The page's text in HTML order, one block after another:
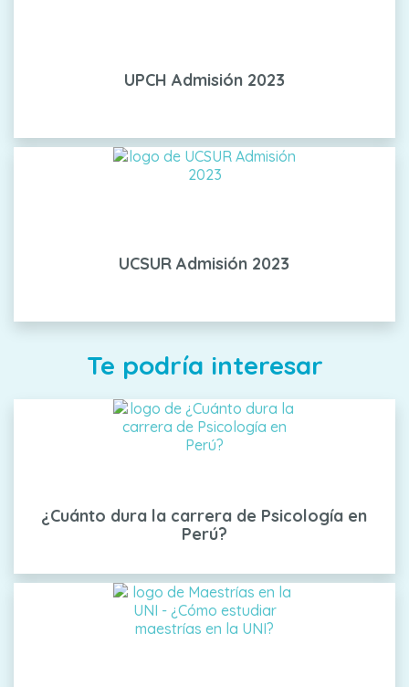
UPCH Admisión 2023
UCSUR Admisión 2023
Te podría interesar
¿Cuánto dura la carrera de Psicología en
Perú?